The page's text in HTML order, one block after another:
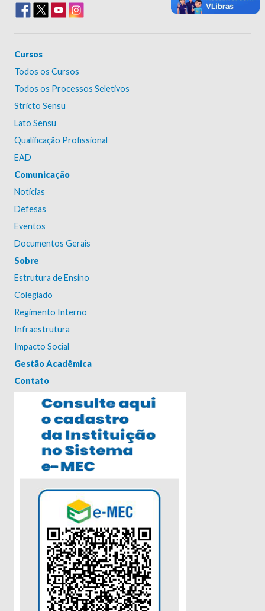
Cursos
Todos os Cursos
Todos os Processos Seletivos
Stricto Sensu
Lato Sensu
Qualificação Profissional
EAD
Comunicação
Notícias
Defesas
Eventos
Documentos Gerais
Sobre
Estrutura de Ensino
Colegiado
Regimento Interno
Infraestrutura
Impacto Social
Gestão Acadêmica
Contato